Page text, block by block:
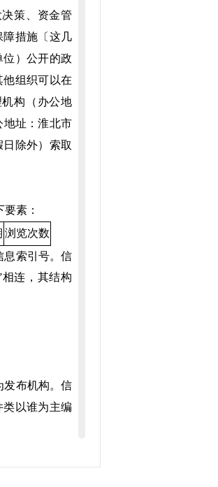
策、资金管
障措施〔这几
）公开的政
组织可以在
构（办公地
地址：淮北市
日除外）索取
素：
浏览次数
息索引号。信
连，其结构
发布机构。信
以谁为主编